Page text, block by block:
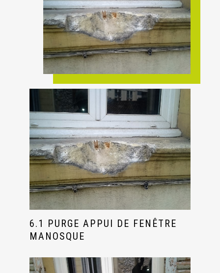
6.1 PURGE APPUI DE FENÊTRE
MANOSQUE